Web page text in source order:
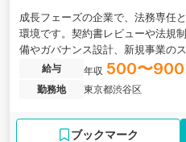
成長フェーズの企業で、法務専任
環境です。契約書レビューや法規
備やガバナンス設計、新規事業の
能。経営陣との距離も近く、意思
る成長を実現できます。将来的に
ットするポジションです。
給与 年収 500〜900
勤務地
東京都渋谷区
ブックマーク